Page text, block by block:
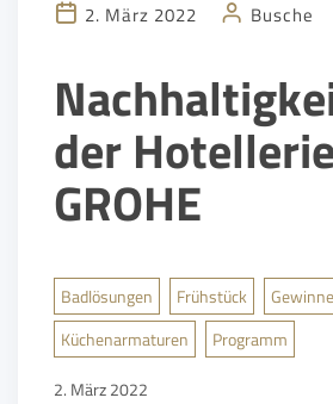
der
GROHE
2. März 2022 Busche
Badlösungen Frühstück
Küchenarmaturen
Programm
2. März 2022